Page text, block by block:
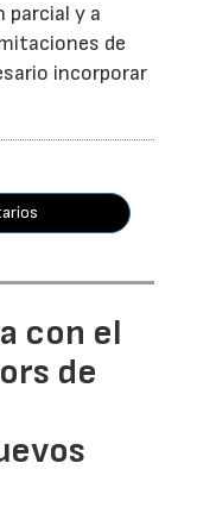
parcial y a
de
incorporar
con el
de